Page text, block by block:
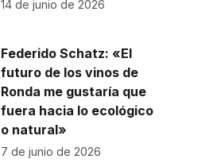
14 de junio de 2026
Federido Schatz: «El
futuro de los vinos de
Ronda me gustaría que
fuera hacia lo ecológico
o natural»
7 de junio de 2026